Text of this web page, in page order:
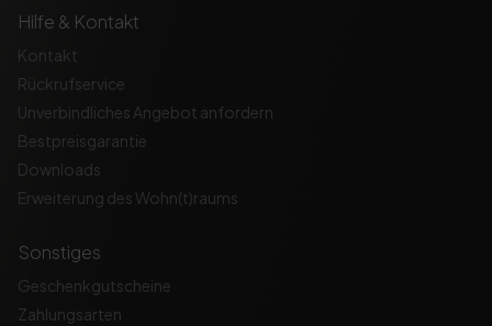
Hilfe & Kontakt
Kontakt
Rückrufservice
Unverbindliches Angebot anfordern
Bestpreisgarantie
Downloads
Erweiterung des Wohn(t)raums
Sonstiges
Geschenkgutscheine
Zahlungsarten